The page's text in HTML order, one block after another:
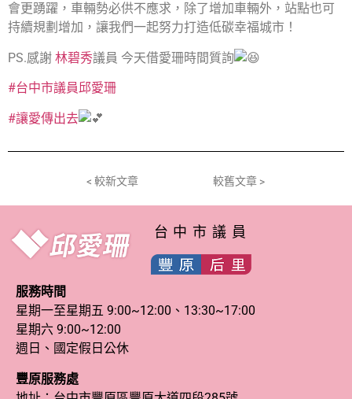
會更踴躍，車輛勢必供不應求，除了增加車輛外，站點也可
持續規劃增加，讓我們一起努力打造低碳幸福城市！
PS.感謝 林碧秀議員 今天借愛珊時間質詢
#台中市議員邱愛珊
#讓愛傳出去
< 較新文章 較舊文章 >
台中市議員
服務時間
星期一至星期五 9:00~12:00、13:30~17:00
星期六 9:00~12:00
週日、國定假日公休
豐原服務處